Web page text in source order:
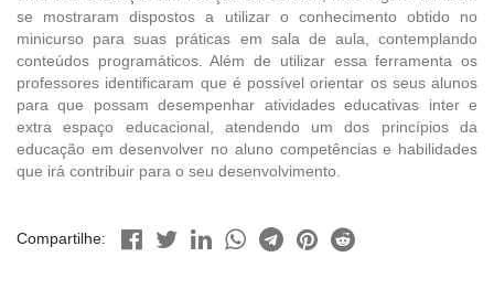
se mostraram dispostos a utilizar o conhecimento obtido no
minicurso para suas práticas em sala de aula, contemplando
conteúdos programáticos. Além de utilizar essa ferramenta os
professores identificaram que é possível orientar os seus alunos
para que possam desempenhar atividades educativas inter e
extra espaço educacional, atendendo um dos princípios da
educação em desenvolver no aluno competências e habilidades
que irá contribuir para o seu desenvolvimento.
Compartilhe: